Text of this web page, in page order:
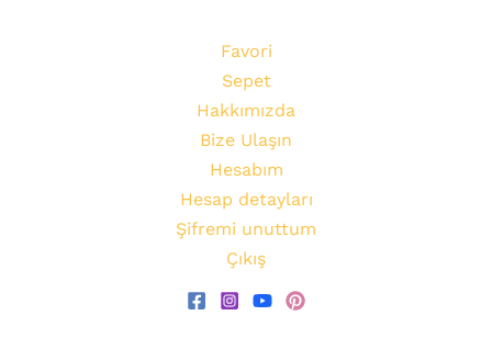
Favori
Sepet
Hakkımızda
Bize Ulaşın
Hesabım
Hesap detayları
Şifremi unuttum
Çıkış